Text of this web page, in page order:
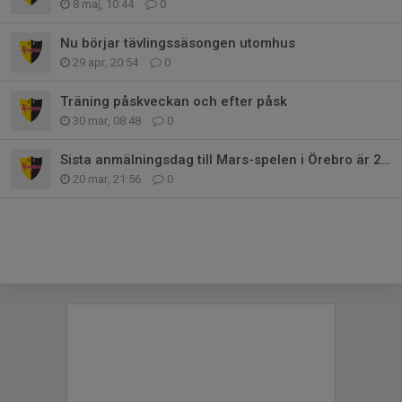
8 maj, 10:44 0
Nu börjar tävlingssäsongen utomhus
29 apr, 20:54 0
Träning påskveckan och efter påsk
30 mar, 08:48 0
Sista anmälningsdag till Mars-spelen i Örebro är 22 mars
20 mar, 21:56 0